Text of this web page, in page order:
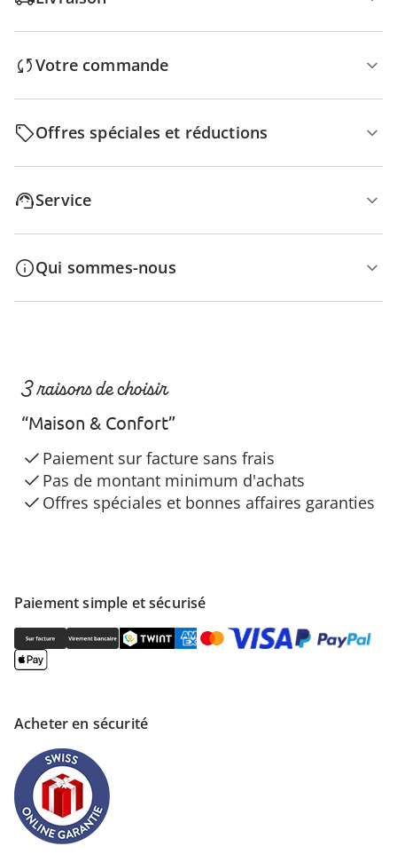
Votre commande
Offres spéciales et réductions
Service
Qui sommes-nous
Paiement simple et sécurisé
Acheter en sécurité
3 raisons de choisir
“Maison & Confort”
Paiement sur facture sans frais
Pas de montant minimum d'achats
Offres spéciales et bonnes affaires garanties